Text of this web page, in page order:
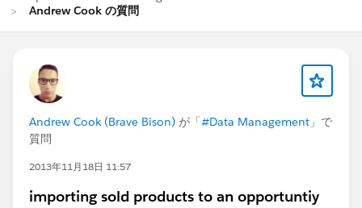
Andrew Cook の質問
Andrew Cook (Brave Bison) が「#Data Management 」で
質問
2013年11月18日 11:57
importing sold products to an opportuntiy